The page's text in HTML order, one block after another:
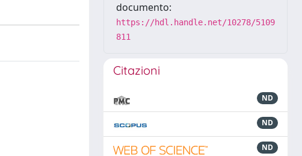
documento:
https://hdl.handle.net/10278/5109
811
Citazioni
ND
ND
ND